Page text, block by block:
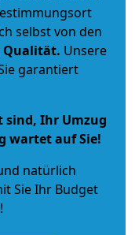
selbst von den
Qualität. Unsere
garantiert
sind, Ihr Umzug
wartet auf Sie!
natürlich
Sie Ihr Budget